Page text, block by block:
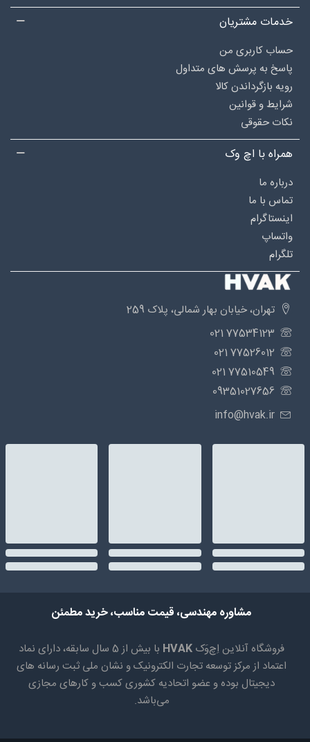
خدمات مشتریان
حساب کاربری من
پاسخ به پرسش های متداول
رویه بازگرداندن کالا
شرایط و قوانین
نکات حقوقی
همراه با اچ وک
درباره‌ ما
تماس با ما
اینستاگرام
واتساپ
تلگرام
تهران، خیابان بهار شمالی، پلاک 259
77534123 021
77526012 021
77510549 021
09351027656
info@hvak.ir
مشاوره مهندسی، قیمت مناسب، خرید مطمئن
فروشگاه آنلاین اِچ‌وَک HVAK
با بیش از 5 سال سابقه، دارای نماد
اعتماد از مرکز توسعه تجارت الکترونیک و نشان ملی ثبت رسانه های
دیجیتال بوده و عضو اتحادیه کشوری کسب و کارهای مجازی
می‌باشد.